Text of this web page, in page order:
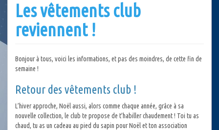
Les vêtements club
reviennent !
Bonjour à tous, voici les informations, et pas des moindres, de cette fin de
semaine !
Retour des vêtements club !
L’hiver approche, Noël aussi, alors comme chaque année, grâce à sa
nouvelle collection, le club te propose de t’habiller chaudement ! Toi tu as
chaud, tu as un cadeau au pied du sapin pour Noël et ton association